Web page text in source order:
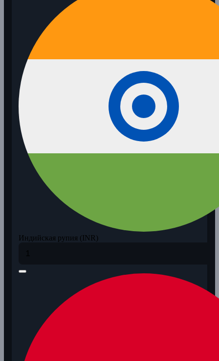
Индийская рупия (INR)